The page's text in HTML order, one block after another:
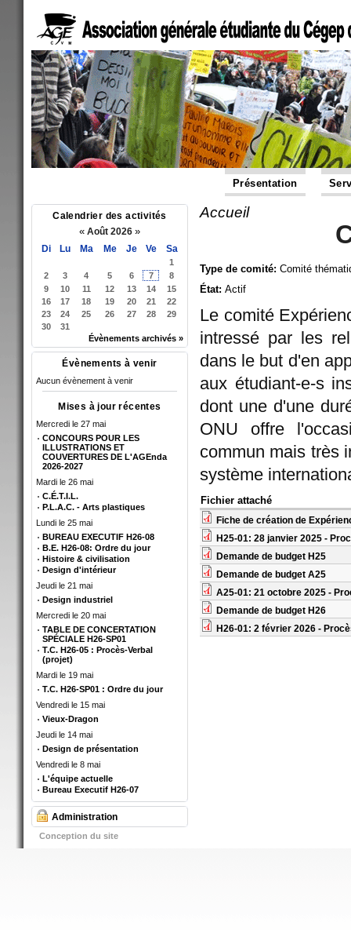
Présentation
Calendrier des activités
« Août 2026 »
Di Lu Ma Me Je Ve Sa
1
2
3 4 5 6 7
8
9
10 11 12 13 14
15
16
17 18 19 20 21
22
23
24 25 26 27 28
29
30
31
Évènements archivés »
Évènements à venir
Aucun évènement à venir
Mises à jour récentes
Mercredi le 27 mai
CONCOURS POUR LES
ILLUSTRATIONS ET
COUVERTURES DE L'AGEnda
2026-2027
Mardi le 26 mai
C.É.T.I.L.
P.L.A.C. - Arts plastiques
Lundi le 25 mai
BUREAU EXECUTIF H26-08
B.E. H26-08: Ordre du jour
Histoire & civilisation
Design d'intérieur
Jeudi le 21 mai
Design industriel
Mercredi le 20 mai
TABLE DE CONCERTATION
SPÉCIALE H26-SP01
T.C. H26-05 : Procès-Verbal
(projet)
Mardi le 19 mai
T.C. H26-SP01 : Ordre du jour
Vendredi le 15 mai
Vieux-Dragon
Jeudi le 14 mai
Design de présentation
Vendredi le 8 mai
L'équipe actuelle
Bureau Executif H26-07
Administration
Conception du site
Vous êtes ici
Accueil
Type de comité: Comité
État: Actif
Le comité
intressé par les
dans le but d'en
aux étudiant-e-s
dont une d'une
ONU offre
commun mais très
système
Fichier attaché
Fiche de création de
H25-01: 28 janvier 2025 -
Demande de budget H25
Demande de budget A25
A25-01: 21 octobre 2025 -
Demande de budget H26
H26-01: 2 février 2026 -